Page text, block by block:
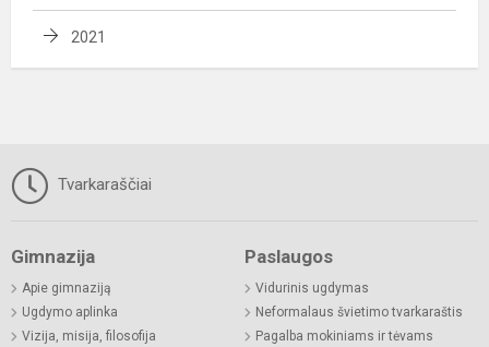
2021
Tvarkaraščiai
Gimnazija
Apie gimnaziją
Ugdymo aplinka
Vizija, misija, filosofija
Paslaugos
Vidurinis ugdymas
Neformalaus švietimo tvarkaraštis
Pagalba mokiniams ir tėvams